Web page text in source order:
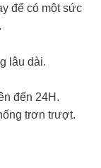
để có một sức
lâu dài.
đến 24H.
trơn trượt.